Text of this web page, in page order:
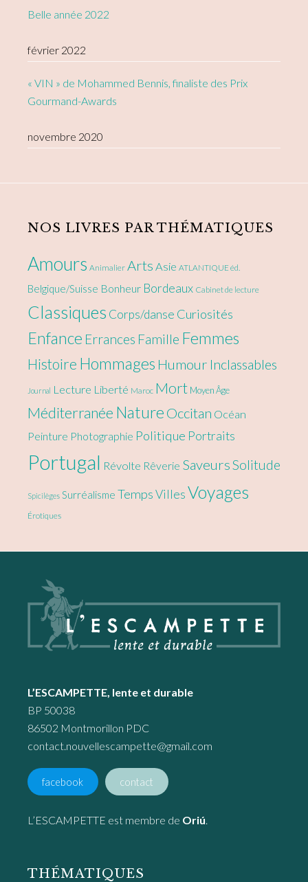
Belle année 2022
février 2022
« VIN » de Mohammed Bennis, finaliste des Prix
Gourmand-Awards
novembre 2020
NOS LIVRES PAR THÉMATIQUES
Amours Animalier Arts Asie ATLANTIQUE éd.
Belgique/Suisse Bonheur Bordeaux Cabinet de lecture
Classiques Corps/danse Curiosités
Enfance Errances Famille Femmes
Histoire Hommages Humour Inclassables
Journal Lecture Liberté Maroc Mort Moyen Âge
Méditerranée Nature Occitan Océan
Peinture Photographie Politique Portraits
Portugal Révolte Rêverie SaveursSolitude
Spicilèges Surréalisme TempsVillesVoyages
Érotiques
L’ESCAMPETTE, lente et durable
BP 50038
86502 Montmorillon PDC
contact.nouvellescampette@gmail.com
facebook contact
L’ESCAMPETTE est membre de Oriú
THÉMATIQUES